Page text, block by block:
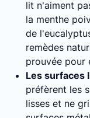
lit n'aiment
la menthe
de
remèdes
prouvée pour
Les surfaces
préfèrent les
lisses et ne